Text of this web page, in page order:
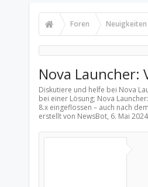
Foren Neuigkeiten
Nova
Diskutiere und helfe bei Nova
bei einer Lösung; Nova
8.x eingeflossen – auch nach
erstellt von NewsBot, 6. Mai 2024